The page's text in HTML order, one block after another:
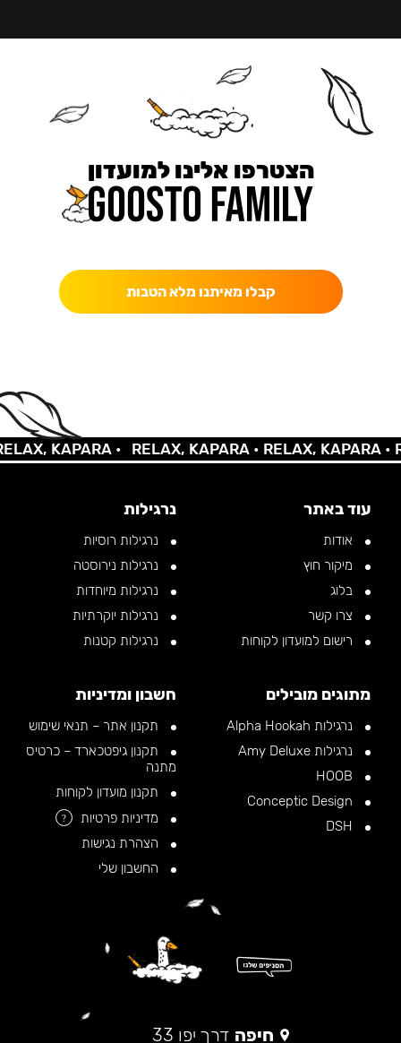
הצטרפו אלינו למועדון
קבלו מאיתנו מלא הטבות
KAPARA • RELAX, KAPARA •RELAX, KAPARA •
עוד באתר
אודות
מיקור חוץ
בלוג
צרו קשר
רישום למועדון לקוחות
נרגילות
נרגילות רוסיות
נרגילות נירוסטה
נרגילות מיוחדות
נרגילות יוקרתיות
נרגילות קטנות
מתוגים מובילים
נרגילות Alpha Hookah
נרגילות Amy Deluxe
חשבון ומדיניות
תקנון אתר – תנאי שימוש
תקנון גיפטכארד – כרטיס
מתנה
תקנון מועדון לקוחות
מדיניות פרטיות
?
הצהרת נגישות
החשבון שלי
חיפה דרך יפו 33